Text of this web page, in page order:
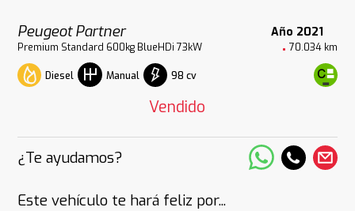
Peugeot Partner Año 2021
Premium Standard 600kg BlueHDi 73kW 70.034 km
Diesel Manual 98 cv
Vendido
¿Te ayudamos?
Este vehículo te hará feliz por...